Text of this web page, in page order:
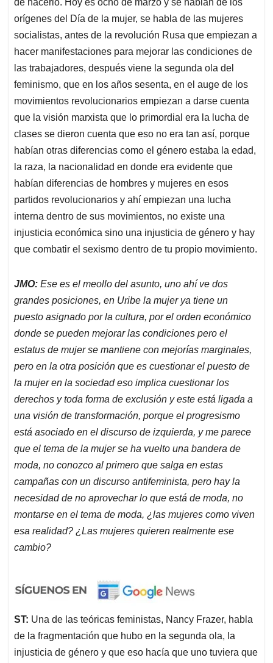
de hacerlo. Hoy es ocho de marzo y se hablan de los
orígenes del Día de la mujer, se habla de las mujeres
socialistas, antes de la revolución Rusa que empiezan a
hacer manifestaciones para mejorar las condiciones de
las trabajadores, después viene la segunda ola del
feminismo, que en los años sesenta, en el auge de los
movimientos revolucionarios empiezan a darse cuenta
que la visión marxista que lo primordial era la lucha de
clases se dieron cuenta que eso no era tan así, porque
habían otras diferencias como el género estaba la edad,
la raza, la nacionalidad en donde era evidente que
habían diferencias de hombres y mujeres en esos
partidos revolucionarios y ahí empiezan una lucha
interna dentro de sus movimientos, no existe una
injusticia económica sino una injusticia de género y hay
que combatir el sexismo dentro de tu propio movimiento.
JMO: Ese es el meollo del asunto, uno ahí ve dos
grandes posiciones, en Uribe la mujer ya tiene un
puesto asignado por la cultura, por el orden económico
donde se pueden mejorar las condiciones pero el
estatus de mujer se mantiene con mejorías marginales,
pero en la otra posición que es cuestionar el puesto de
la mujer en la sociedad eso implica cuestionar los
derechos y toda forma de exclusión y este está ligada a
una visión de transformación, porque el progresismo
está asociado en el discurso de izquierda, y me parece
que el tema de la mujer se ha vuelto una bandera de
moda, no conozco al primero que salga en estas
campañas con un discurso antifeminista, pero hay la
necesidad de no aprovechar lo que está de moda, no
montarse en el tema de moda, ¿las mujeres como viven
esa realidad? ¿Las mujeres quieren realmente ese
cambio?
ST: Una de las teóricas feministas, Nancy Frazer, habla
de la fragmentación que hubo en la segunda ola, la
injusticia de género y que eso hacía que uno tuviera que